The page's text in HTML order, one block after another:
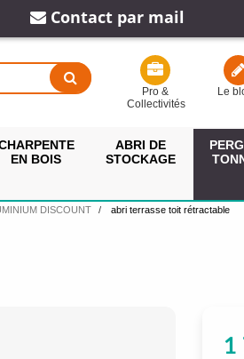
Contact par mail
Pro &
Collectivités
Le
EN BOIS
ABRI DE
STOCKAGE
DISCOUNT abri terrasse toit rétractable
1